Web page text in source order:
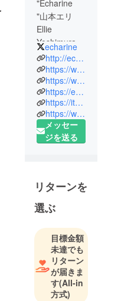
"Echarine
"山本エリ
Ellie
Yoshimura
YAMAMOTO
株式会社
ECHARINIU
M 代表取締
役
ガーゼのセ
ミオートク
チュール店
ショップ&カ
中
echarine
http://echarinium.co.jp/
https://www.facebook.com/ellie.yoshimura
https://www.facebook.com/Echarine.Maromierie.Music.and.Art/
https://echarinium.square.site/s/shop
https://itunes.apple.com/jp/artist/echarine/388345671
https://www.instagram.com/echarine_ellie_yoshimura/
メッセー
ジを送る
リターンを
選ぶ
目標金額
未達でも
リターン
が届きま
す(All-in
方式)